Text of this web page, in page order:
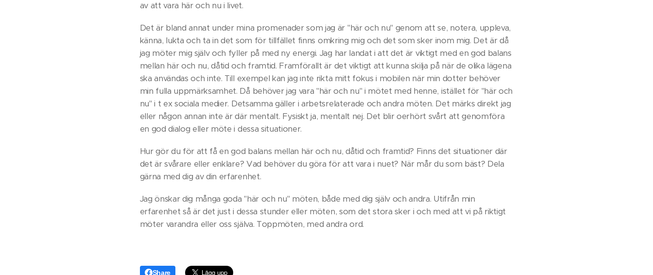
av att vara här och nu i livet.
Det är bland annat under mina promenader som jag är "här och nu" genom att se, notera, uppleva,
känna, lukta och ta in det som för tillfället finns omkring mig och det som sker inom mig. Det är då
jag möter mig själv och fyller på med ny energi. Jag har landat i att det är viktigt med en god balans
mellan här och nu, dåtid och framtid. Framförallt är det viktigt att kunna skilja på när de olika lägena
ska användas och inte. Till exempel kan jag inte rikta mitt fokus i mobilen när min dotter behöver
min fulla uppmärksamhet. Då behöver jag vara "här och nu" i mötet med henne, istället för "här och
nu" i t ex sociala medier. Detsamma gäller i arbetsrelaterade och andra möten. Det märks direkt jag
eller någon annan inte är där mentalt. Fysiskt ja, mentalt nej. Det blir oerhört svårt att genomföra
en god dialog eller möte i dessa situationer.
Hur gör du för att få en god balans mellan här och nu, dåtid och framtid? Finns det situationer där
det är svårare eller enklare? Vad behöver du göra för att vara i nuet? När mår du som bäst? Dela
gärna med dig av din erfarenhet.
Jag önskar dig många goda "här och nu" möten, både med dig själv och andra. Utifrån min
erfarenhet så är det just i dessa stunder eller möten, som det stora sker i och med att vi på riktigt
möter varandra eller oss själva. Toppmöten, med andra ord.
Share